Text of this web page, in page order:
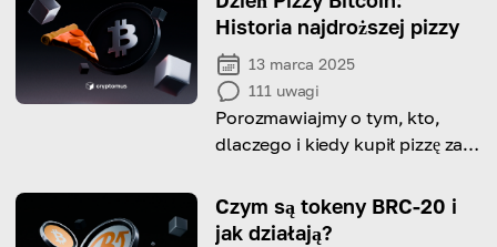
Historia najdroższej pizzy
13 marca 2025
111 uwagi
Porozmawiajmy o tym, kto,
dlaczego i kiedy kupił pizzę za
to na przestrzeń
kryptowalutową.
Czym są tokeny BRC-20 i
jak działają?